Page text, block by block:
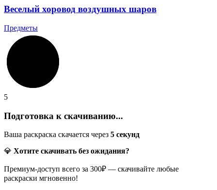
Веселый хоровод воздушных шаров
Предметы
5
Подготовка к скачиванию...
Ваша раскраска скачается через 5 секунд
💎 Хотите скачивать без ожидания?
Премиум-доступ всего за 300₽ — скачивайте любые
раскраски мгновенно!